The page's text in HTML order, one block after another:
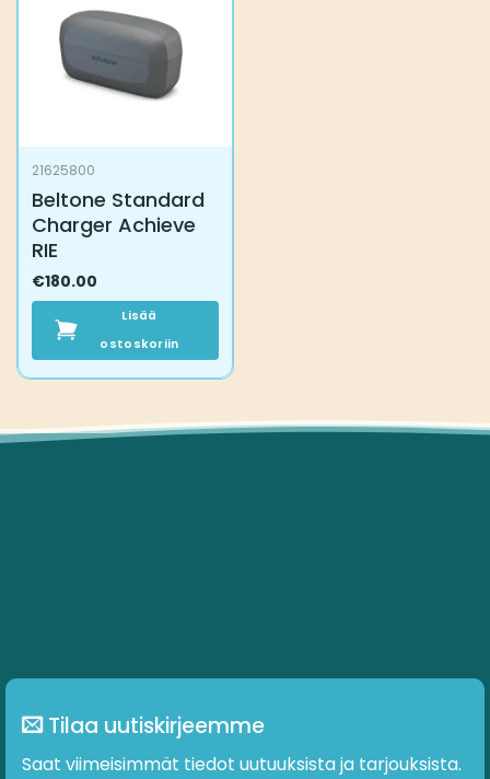
21625800
Beltone Standard
Charger Achieve
RIE
€180.00
Lisää
ostoskoriin
Tilaa uutiskirjeemme
Saat viimeisimmät tiedot uutuuksista ja tarjouksista.